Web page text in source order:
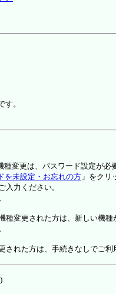
。
変更は、パスワード設定が必
を未設定・お忘れの方 」をクリ
入力ください。
変更された方は、新しい機
れた方は、手続きなしでご